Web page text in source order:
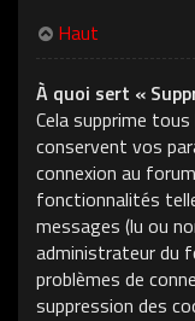
Haut
À quoi sert «
Cela supprime
conservent vos
connexion au
fonctionnalités
messages (lu ou
administrateur du
problèmes de
suppression des